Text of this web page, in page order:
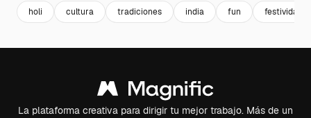
holi cultura tradiciones india fun festividad
La plataforma creativa para dirigir tu mejor trabajo. Más de un